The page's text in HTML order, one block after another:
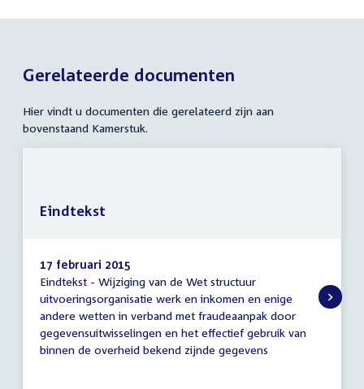
Gerelateerde documenten
Hier vindt u documenten die gerelateerd zijn aan
bovenstaand Kamerstuk.
Eindtekst
17 februari 2015
Eindtekst - Wijziging van de Wet structuur
uitvoeringsorganisatie werk en inkomen en enige
andere wetten in verband met fraudeaanpak door
gegevensuitwisselingen en het effectief gebruik van
binnen de overheid bekend zijnde gegevens
Eindtekst